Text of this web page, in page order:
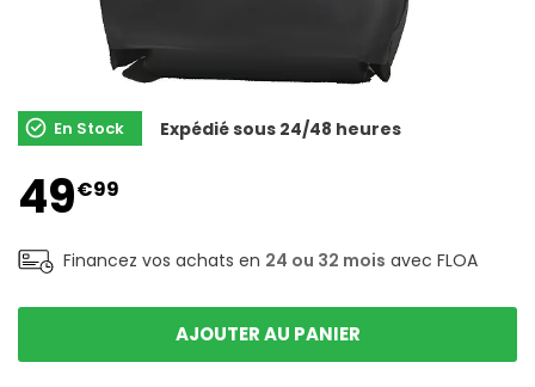
En Stock Expédié sous 24/48 heures
49€99
Financez vos achats en 24 ou 32 mois avec FLOA
AJOUTER AU PANIER